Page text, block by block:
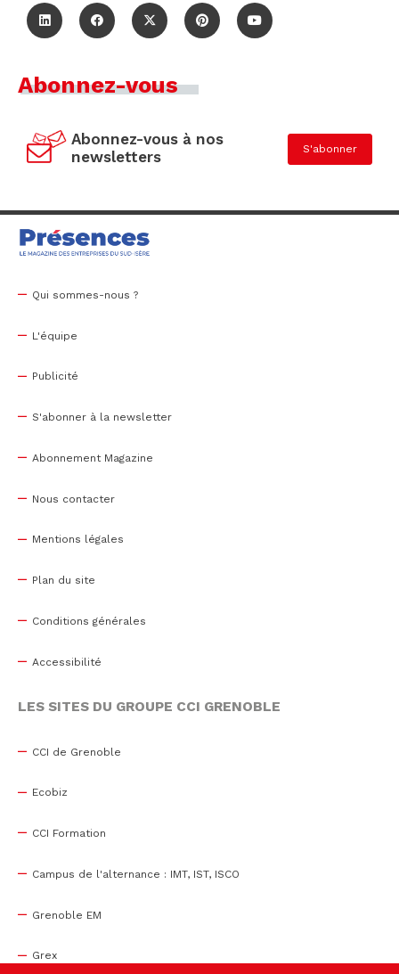
Abonnez-vous
Abonnez-vous à nos
newsletters
S'abonner
Qui sommes-nous ?
L'équipe
Publicité
S'abonner à la newsletter
Abonnement Magazine
Nous contacter
Mentions légales
Plan du site
Conditions générales
Accessibilité
LES SITES DU GROUPE CCI GRENOBLE
CCI de Grenoble
Ecobiz
CCI Formation
Campus de l'alternance : IMT, IST, ISCO
Grenoble EM
Grex